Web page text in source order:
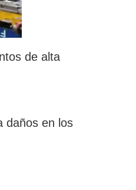
de alta
daños en los